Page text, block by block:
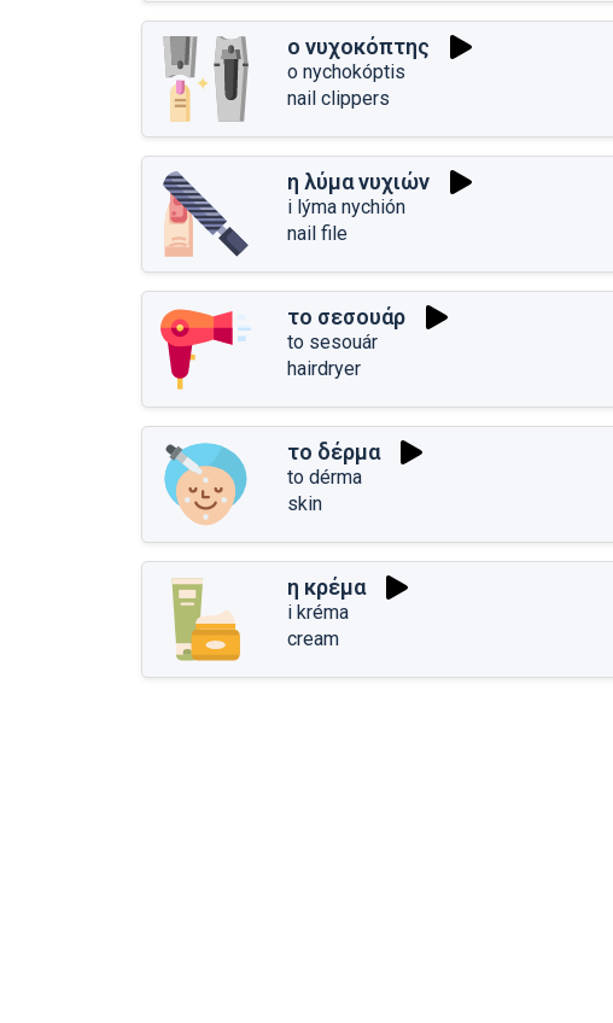
ο νυχοκόπτης
o nychokóptis
nail clippers
η λύμα νυχιών
i lýma nychión
nail file
το σεσουάρ
to sesouár
hairdryer
το δέρμα
to dérma
skin
η κρέμα
i kréma
cream